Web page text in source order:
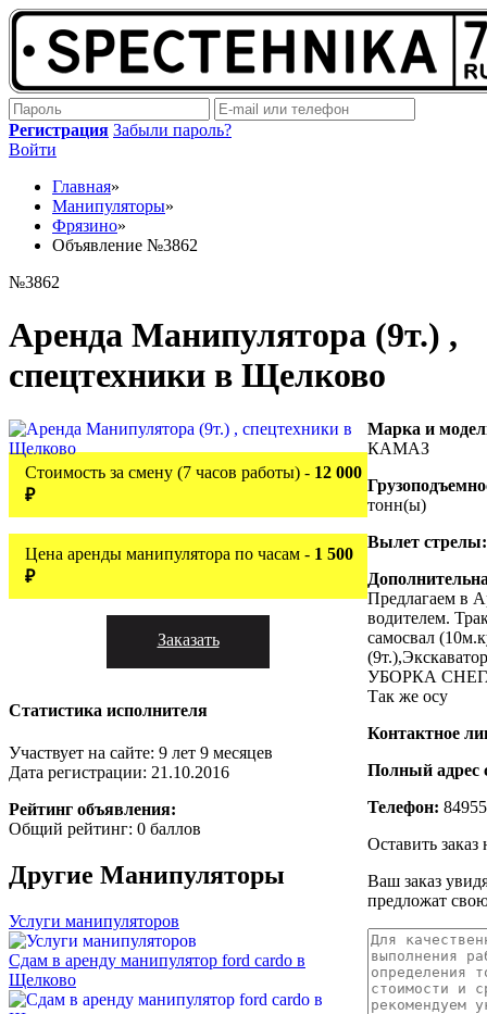
Регистрация Забыли пароль?
Войти
Главная»
Манипуляторы»
Фрязино»
Объявление №3862
№3862
Аренда Манипулятора (9т.) ,
спецтехники в Щелково
Стоимость за смену (7 часов работы) - 12 000
₽
Цена аренды манипулятора по часам - 1 500
₽
Заказать
Статистика исполнителя
Участвует на сайте: 9 лет 9 месяцев
Дата регистрации: 21.10.2016
Рейтинг объявления:
Общий рейтинг: 0 баллов
Другие Манипуляторы
Услуги манипуляторов
Сдам в аренду манипулятор ford cardo в
Щелково
Марка и
КАМАЗ
тонн(ы)
Вылет
Предлагаем в
водителем.
самосвал
УБОРКА
Так же осу
Контактное
Полный адрес
Телефон:
Оставить
Ваш заказ
предложат